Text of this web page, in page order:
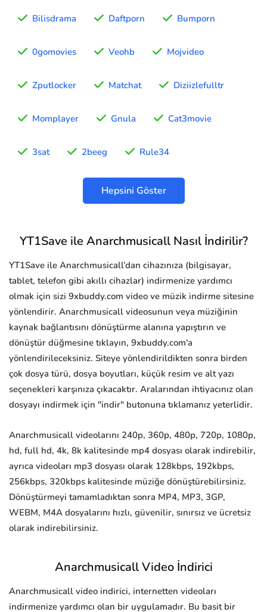
Bilisdrama Daftporn Bumporn
0gomovies Veohb Mojvideo
Zputlocker Matchat Diziizlefulltr
Momplayer Gnula Cat3movie
3sat 2beeg Rule34
Hepsini Göster
YT1Save ile Anarchmusicall Nasıl İndirilir?
YT1Save ile Anarchmusicall’dan cihazınıza (bilgisayar,
tablet, telefon gibi akıllı cihazlar) indirmenize yardımcı
olmak için sizi 9xbuddy.com video ve müzik indirme sitesine
yönlendirir. Anarchmusicall videosunun veya müziğinin
kaynak bağlantısını dönüştürme alanına yapıştırın ve
dönüştür düğmesine tıklayın, 9xbuddy.com'a
yönlendirileceksiniz. Siteye yönlendirildikten sonra birden
çok dosya türü, dosya boyutları, küçük resim ve alt yazı
seçenekleri karşınıza çıkacaktır. Aralarından ihtiyacınız olan
dosyayı indirmek için "indir" butonuna tıklamanız yeterlidir.
Anarchmusicall videolarını 240p, 360p, 480p, 720p, 1080p,
hd, full hd, 4k, 8k kalitesinde mp4 dosyası olarak indirebilir,
ayrıca videoları mp3 dosyası olarak 128kbps, 192kbps,
256kbps, 320kbps kalitesinde müziğe dönüştürebilirsiniz.
Dönüştürmeyi tamamladıktan sonra MP4, MP3, 3GP,
WEBM, M4A dosyalarını hızlı, güvenilir, sınırsız ve ücretsiz
olarak indirebilirsiniz.
Anarchmusicall Video İndirici
Anarchmusicall video indirici, internetten videoları
indirmenize yardımcı olan bir uygulamadır. Bu basit bir